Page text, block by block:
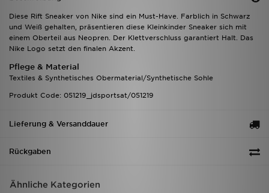
Diese Rift Sneaker von Nike sind ein Must-Have. Farblich in Schwarz
und Weiß gehalten, präsentieren diese Kleinkinder Sneaker sich mit
einem Oberteil aus Neopren. Der Klettverschluss garantiert Halt. Das
Nike Logo setzt den finalen Akzent.
Pflege & Material
Textiles & Synthetisches Obermaterial/Synthetische Sohle
Produkt Code: 051219_jdsportsat/051219
Lieferung & Versanddauer
Rückgaben
Ähnliche Kategorien